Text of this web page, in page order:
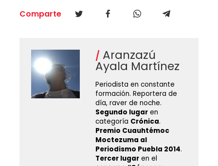
Comparte
Aranzazú
Ayala Martínez
Periodista en constante
formación. Reportera de
día, raver de noche.
Segundo lugaren
categoría Crónica.
Premio Cuauhtémoc
Moctezuma al
Periodismo Puebla 2014.
Tercer lugaren el